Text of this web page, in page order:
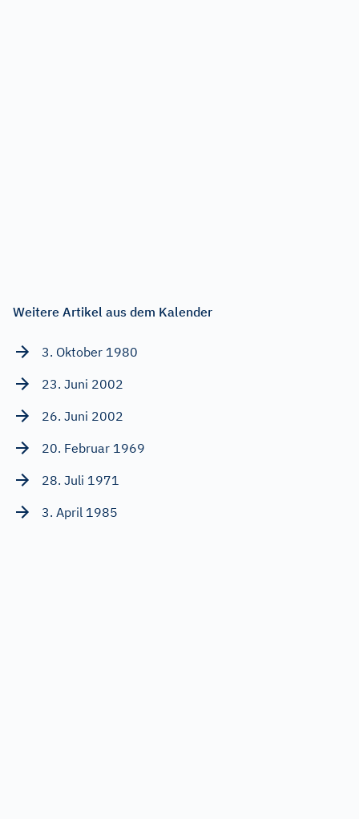
Weitere Artikel aus dem Kalender
3. Oktober 1980
23. Juni 2002
26. Juni 2002
20. Februar 1969
28. Juli 1971
3. April 1985